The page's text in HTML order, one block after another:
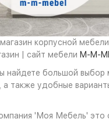
корпусной мебели
| сайт мебели M-M-
найдете большой выбор
а также удобные
'Моя Мебель' это